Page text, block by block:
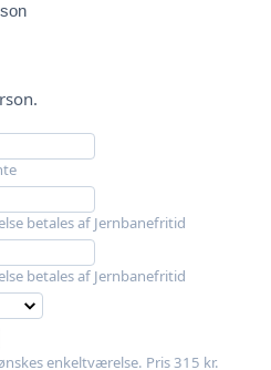
betales af Jernbanefritid
betales af Jernbanefritid
enkeltværelse. Pris 315 kr.